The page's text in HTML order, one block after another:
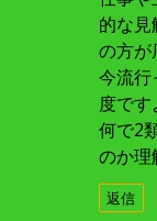
的な
の方が
今流行
度です
何で2
のか理
返信